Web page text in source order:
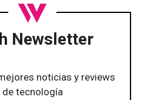
Newsletter
noticias y reviews
de tecnología